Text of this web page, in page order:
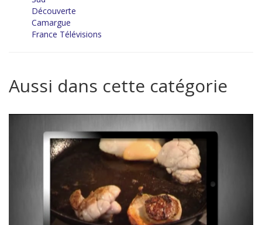
Découverte
Camargue
France Télévisions
Aussi dans cette catégorie